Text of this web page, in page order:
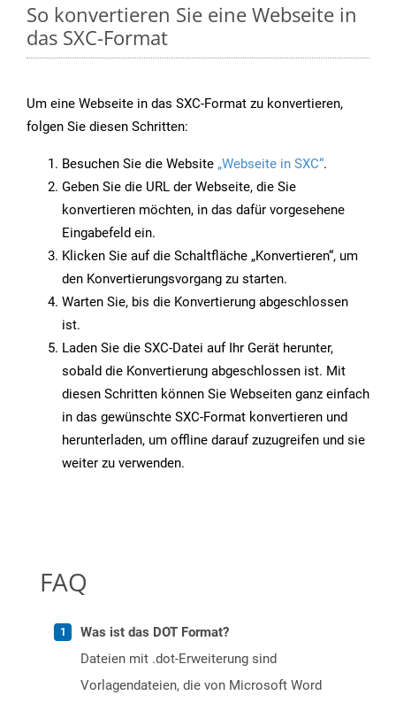
So konvertieren Sie eine Webseite in
das SXC-Format
Um eine Webseite in das SXC-Format zu konvertieren,
folgen Sie diesen Schritten:
Besuchen Sie die Website „Webseite in SXC“.
Geben Sie die URL der Webseite, die Sie
konvertieren möchten, in das dafür vorgesehene
Eingabefeld ein.
Klicken Sie auf die Schaltfläche „Konvertieren“, um
den Konvertierungsvorgang zu starten.
Warten Sie, bis die Konvertierung abgeschlossen
ist.
Laden Sie die SXC-Datei auf Ihr Gerät herunter,
sobald die Konvertierung abgeschlossen ist. Mit
diesen Schritten können Sie Webseiten ganz einfach
in das gewünschte SXC-Format konvertieren und
herunterladen, um offline darauf zuzugreifen und sie
weiter zu verwenden.
FAQ
Was ist das DOT Format?
Dateien mit .dot-Erweiterung sind
Vorlagendateien, die von Microsoft Word